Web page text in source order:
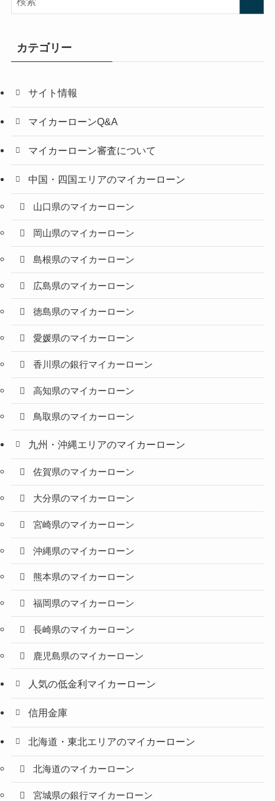
カテゴリー
サイト情報
マイカーローンQ&A
マイカーローン審査について
中国・四国エリアのマイカーローン
山口県のマイカーローン
岡山県のマイカーローン
島根県のマイカーローン
広島県のマイカーローン
徳島県のマイカーローン
愛媛県のマイカーローン
香川県の銀行マイカーローン
高知県のマイカーローン
鳥取県のマイカーローン
九州・沖縄エリアのマイカーローン
佐賀県のマイカーローン
大分県のマイカーローン
宮崎県のマイカーローン
沖縄県のマイカーローン
熊本県のマイカーローン
福岡県のマイカーローン
長崎県のマイカーローン
鹿児島県のマイカーローン
人気の低金利マイカーローン
信用金庫
北海道・東北エリアのマイカーローン
北海道のマイカーローン
宮城県の銀行マイカーローン